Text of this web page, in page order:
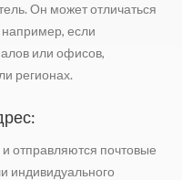
Он может отличаться
например, если
или офисов,
регионах.
отправляются почтовые
индивидуального